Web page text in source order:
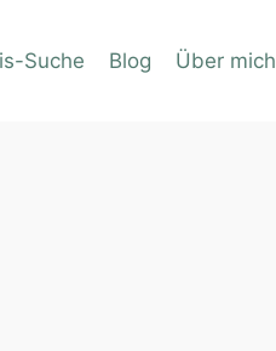
Suche Blog Über mich